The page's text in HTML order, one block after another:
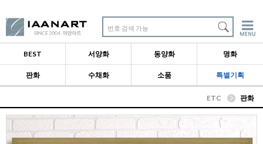
번호 검색 가능
BEST 서양화 동양화 명화
판화 수채화 소품 특별기획
ETC 판화